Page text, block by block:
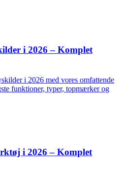
i 2026 – Komplet
i 2026 med vores omfattende
funktioner, typer, topmærker og
i 2026 – Komplet